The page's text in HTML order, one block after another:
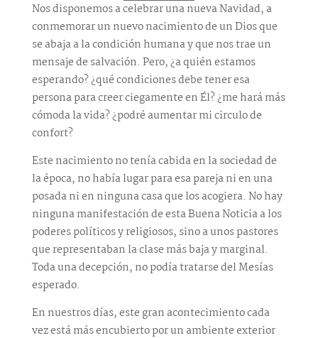
Nos disponemos a celebrar una nueva Navidad, a
conmemorar un nuevo nacimiento de un Dios que
se abaja a la condición humana y que nos trae un
mensaje de salvación. Pero, ¿a quién estamos
esperando? ¿qué condiciones debe tener esa
persona para creer ciegamente en Él? ¿me hará más
cómoda la vida? ¿podré aumentar mi circulo de
confort?
Este nacimiento no tenía cabida en la sociedad de
la época, no había lugar para esa pareja ni en una
posada ni en ninguna casa que los acogiera. No hay
ninguna manifestación de esta Buena Noticia a los
poderes políticos y religiosos, sino a unos pastores
que representaban la clase más baja y marginal.
Toda una decepción, no podía tratarse del Mesías
esperado.
En nuestros días, este gran acontecimiento cada
vez está más encubierto por un ambiente exterior